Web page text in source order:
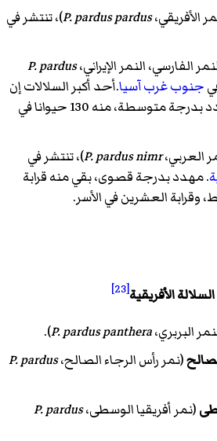
الأفريقي،P. pardus pardus)، تنتشر في
الفارسي، النمر الإيراني،P. pardus
جنوب غرب آسيا.أحد أكبر السلالات إن
لم يكن أكبرها، مهدد بدرجة متوسطة، منه 130 حيوانا في
العربي،P. pardus nimr)، تنتشر في
. مهدد بدرجة قصوى، بقي منه قرابة
الأفريقية[23]
البربري،P. pardus panthera
).
(نمر رأس الرجاء الصالح،P. pardus
(نمر أفريقيا الوسطى،P. pardus